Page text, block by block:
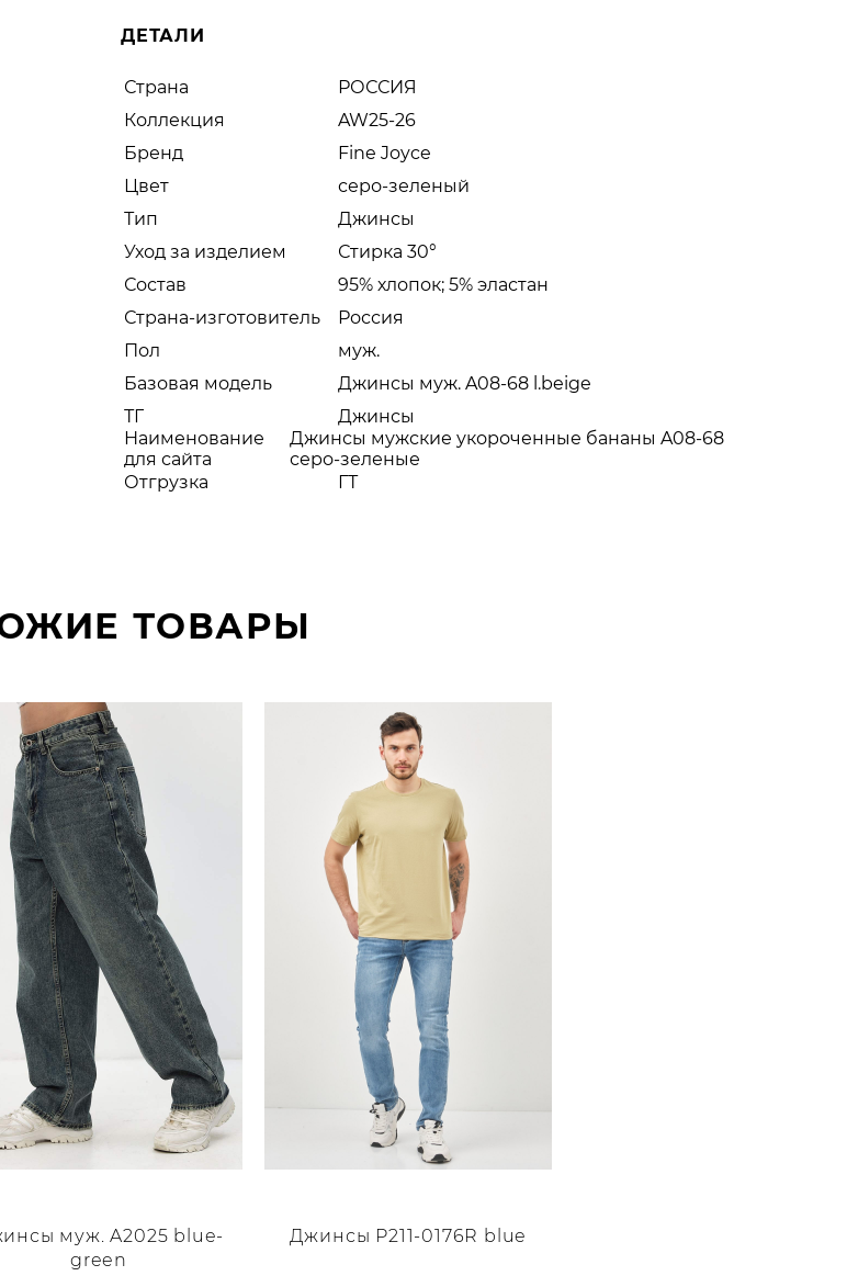
ДЕТАЛИ
Страна
РОССИЯ
Коллекция
AW25-26
Бренд
Fine Joyce
Цвет
серо-зеленый
Тип
Джинсы
Уход за изделием
Стирка 30°
Состав
95% хлопок; 5% эластан
Страна-изготовитель
Россия
Пол
муж.
Базовая модель
Джинсы муж. A08-68 l.beige
ТГ
Джинсы
Наименование
для сайта
Джинсы мужские укороченные бананы A08-68
серо-зеленые
Отгрузка
ГТ
ТОВАРЫ
муж. A2025 blue-
green
Джинсы P211-0176R blue